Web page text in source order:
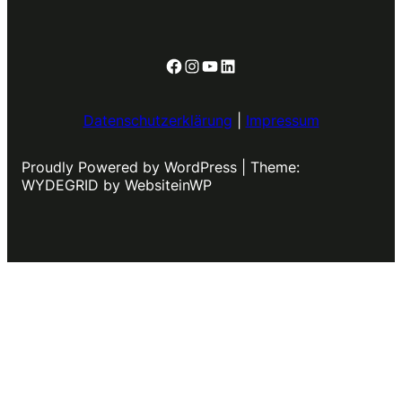
Facebook
Instagram
YouTube
LinkedIn
Datenschutzerklärung Impressum
Proudly Powered by WordPress | Theme:
WYDEGRID by WebsiteinWP